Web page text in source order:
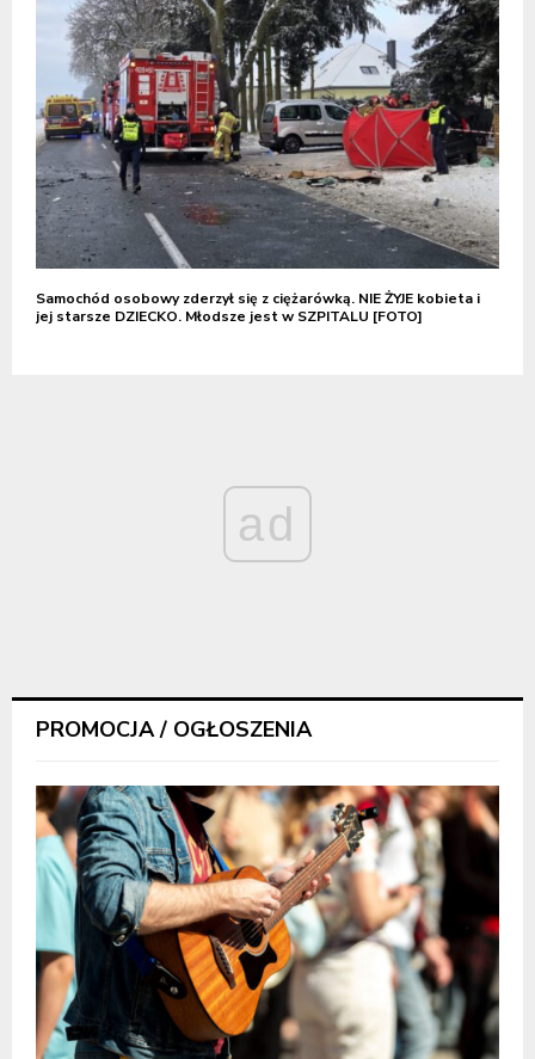
Samochód osobowy zderzył się z ciężarówką. NIE ŻYJE kobieta i
jej starsze DZIECKO. Młodsze jest w SZPITALU [FOTO]
ad
PROMOCJA / OGŁOSZENIA